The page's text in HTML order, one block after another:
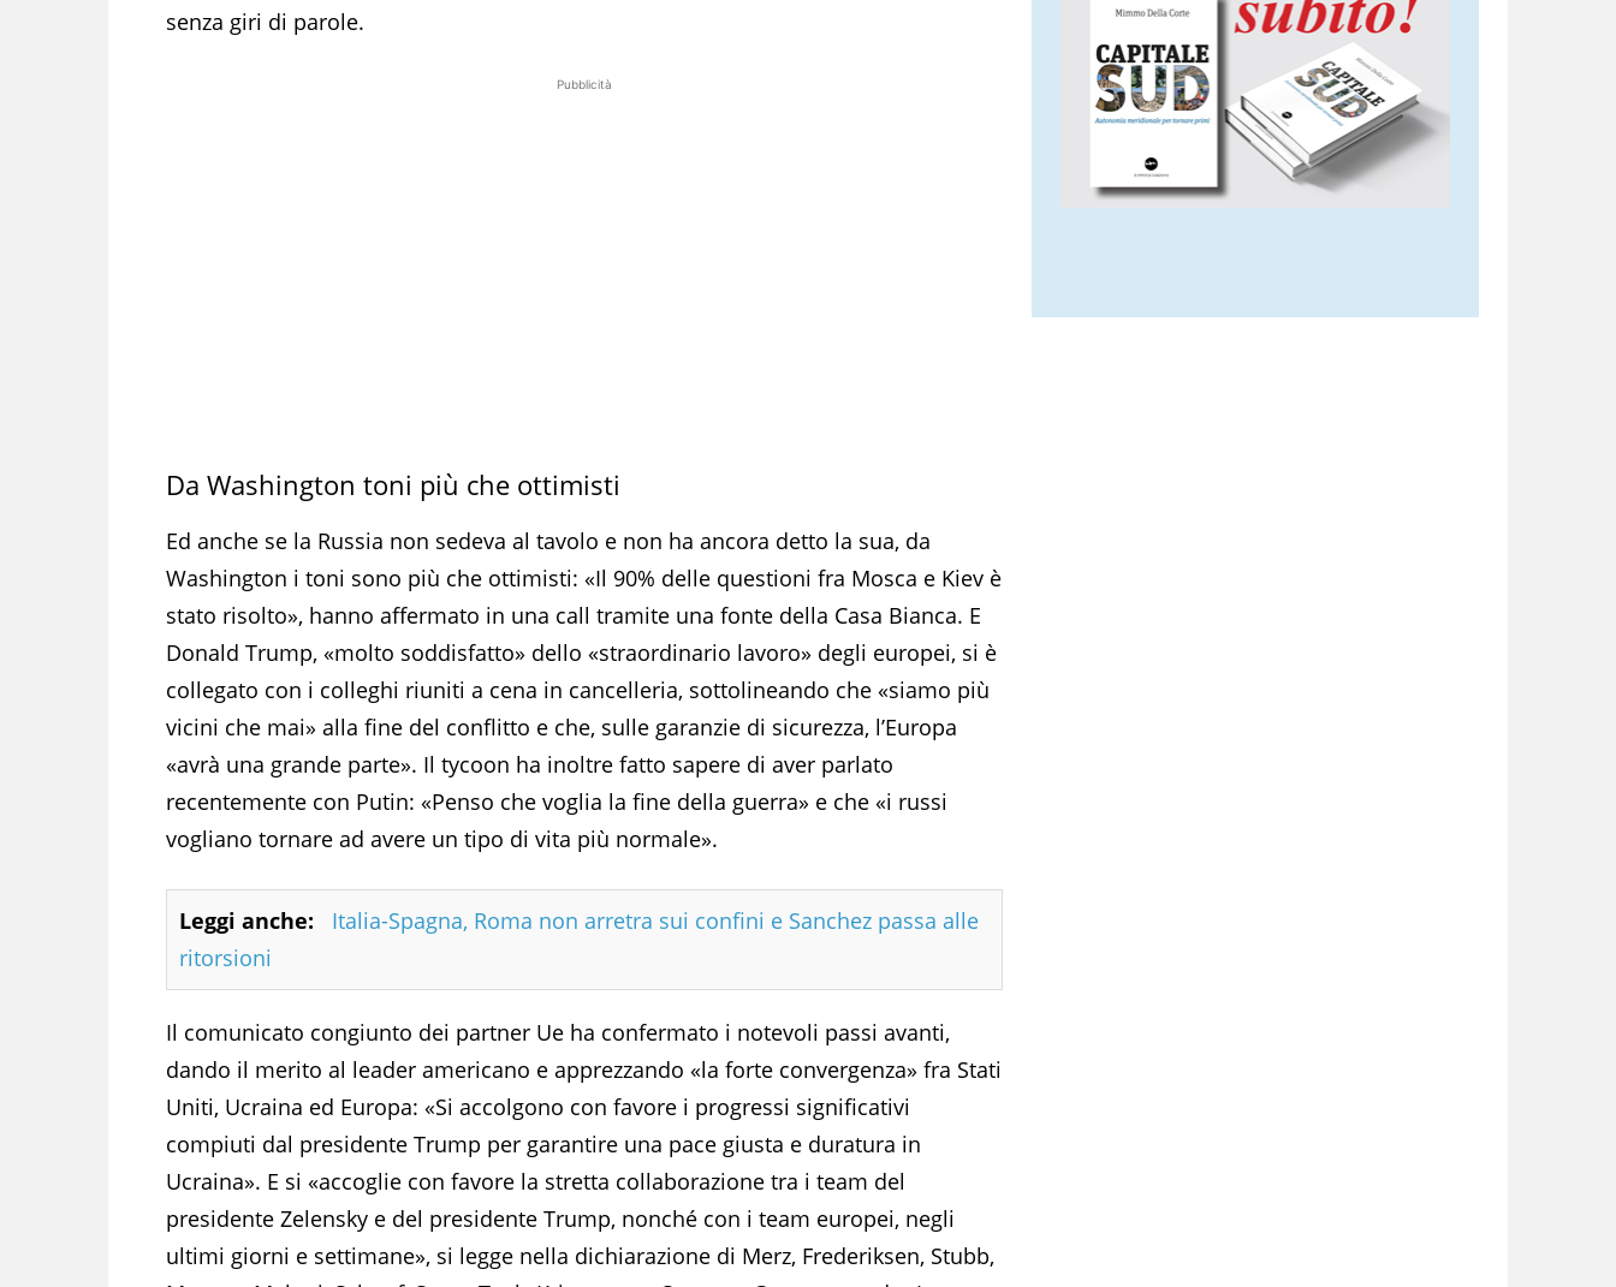
senza giri di parole.
Pubblicità
Da Washington toni più che ottimisti
Ed anche se la Russia non sedeva al tavolo e non ha ancora detto la sua, da
Washington i toni sono più che ottimisti: «Il 90% delle questioni fra Mosca e Kiev è
stato risolto», hanno affermato in una call tramite una fonte della Casa Bianca. E
Donald Trump, «molto soddisfatto» dello «straordinario lavoro» degli europei, si è
collegato con i colleghi riuniti a cena in cancelleria, sottolineando che «siamo più
vicini che mai» alla fine del conflitto e che, sulle garanzie di sicurezza, l’Europa
«avrà una grande parte». Il tycoon ha inoltre fatto sapere di aver parlato
recentemente con Putin: «Penso che voglia la fine della guerra» e che «i russi
vogliano tornare ad avere un tipo di vita più normale».
Leggi anche:
Italia-Spagna, Roma non arretra sui confini e Sanchez passa alle
ritorsioni
Il comunicato congiunto dei partner Ue ha confermato i notevoli passi avanti,
dando il merito al leader americano e apprezzando «la forte convergenza» fra Stati
Uniti, Ucraina ed Europa: «Si accolgono con favore i progressi significativi
compiuti dal presidente Trump per garantire una pace giusta e duratura in
Ucraina». E si «accoglie con favore la stretta collaborazione tra i team del
presidente Zelensky e del presidente Trump, nonché con i team europei, negli
ultimi giorni e settimane», si legge nella dichiarazione di Merz, Frederiksen, Stubb,